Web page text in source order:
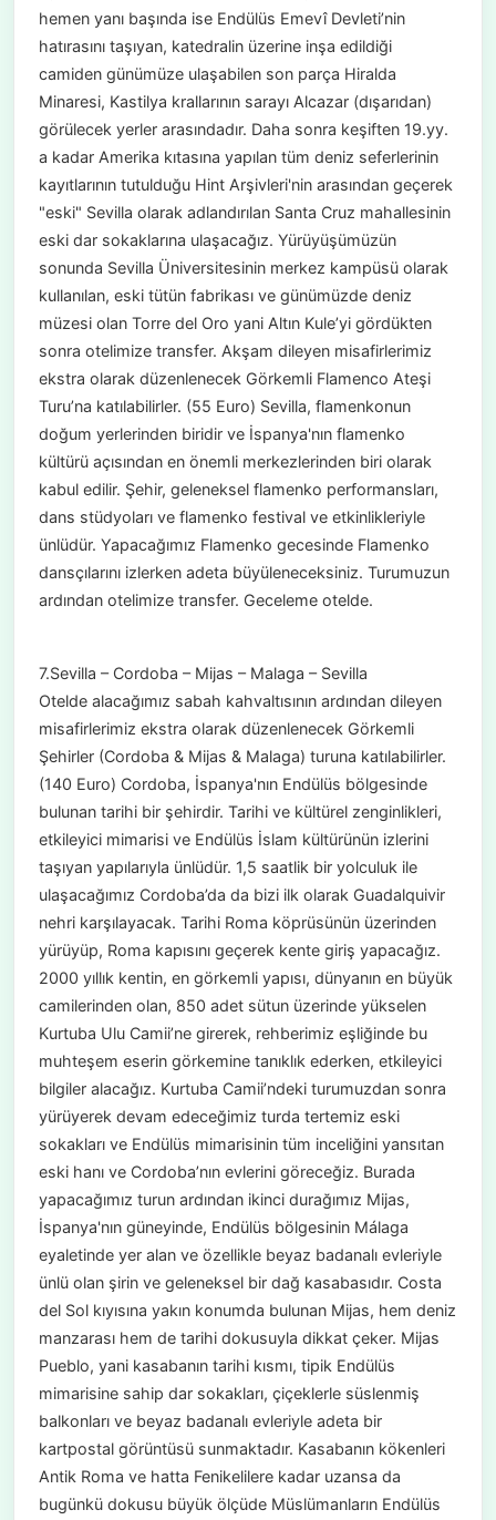
hemen yanı başında ise Endülüs Emevî Devleti’nin
hatırasını taşıyan, katedralin üzerine inşa edildiği
camiden günümüze ulaşabilen son parça Hiralda
Minaresi, Kastilya krallarının sarayı Alcazar (dışarıdan)
görülecek yerler arasındadır. Daha sonra keşiften 19.yy.
a kadar Amerika kıtasına yapılan tüm deniz seferlerinin
kayıtlarının tutulduğu Hint Arşivleri'nin arasından geçerek
"eski" Sevilla olarak adlandırılan Santa Cruz mahallesinin
eski dar sokaklarına ulaşacağız. Yürüyüşümüzün
sonunda Sevilla Üniversitesinin merkez kampüsü olarak
kullanılan, eski tütün fabrikası ve günümüzde deniz
müzesi olan Torre del Oro yani Altın Kule’yi gördükten
sonra otelimize transfer. Akşam dileyen misafirlerimiz
ekstra olarak düzenlenecek Görkemli Flamenco Ateşi
Turu’na katılabilirler. (55 Euro) Sevilla, flamenkonun
doğum yerlerinden biridir ve İspanya'nın flamenko
kültürü açısından en önemli merkezlerinden biri olarak
kabul edilir. Şehir, geleneksel flamenko performansları,
dans stüdyoları ve flamenko festival ve etkinlikleriyle
ünlüdür. Yapacağımız Flamenko gecesinde Flamenko
dansçılarını izlerken adeta büyüleneceksiniz. Turumuzun
ardından otelimize transfer. Geceleme otelde.
7.Sevilla – Cordoba – Mijas – Malaga – Sevilla
Otelde alacağımız sabah kahvaltısının ardından dileyen
misafirlerimiz ekstra olarak düzenlenecek Görkemli
Şehirler (Cordoba & Mijas & Malaga) turuna katılabilirler.
(140 Euro) Cordoba, İspanya'nın Endülüs bölgesinde
bulunan tarihi bir şehirdir. Tarihi ve kültürel zenginlikleri,
etkileyici mimarisi ve Endülüs İslam kültürünün izlerini
taşıyan yapılarıyla ünlüdür. 1,5 saatlik bir yolculuk ile
ulaşacağımız Cordoba’da da bizi ilk olarak Guadalquivir
nehri karşılayacak. Tarihi Roma köprüsünün üzerinden
yürüyüp, Roma kapısını geçerek kente giriş yapacağız.
2000 yıllık kentin, en görkemli yapısı, dünyanın en büyük
camilerinden olan, 850 adet sütun üzerinde yükselen
Kurtuba Ulu Camii’ne girerek, rehberimiz eşliğinde bu
muhteşem eserin görkemine tanıklık ederken, etkileyici
bilgiler alacağız. Kurtuba Camii’ndeki turumuzdan sonra
yürüyerek devam edeceğimiz turda tertemiz eski
sokakları ve Endülüs mimarisinin tüm inceliğini yansıtan
eski hanı ve Cordoba’nın evlerini göreceğiz. Burada
yapacağımız turun ardından ikinci durağımız Mijas,
İspanya'nın güneyinde, Endülüs bölgesinin Málaga
eyaletinde yer alan ve özellikle beyaz badanalı evleriyle
ünlü olan şirin ve geleneksel bir dağ kasabasıdır. Costa
del Sol kıyısına yakın konumda bulunan Mijas, hem deniz
manzarası hem de tarihi dokusuyla dikkat çeker. Mijas
Pueblo, yani kasabanın tarihi kısmı, tipik Endülüs
mimarisine sahip dar sokakları, çiçeklerle süslenmiş
balkonları ve beyaz badanalı evleriyle adeta bir
kartpostal görüntüsü sunmaktadır. Kasabanın kökenleri
Antik Roma ve hatta Fenikelilere kadar uzansa da
bugünkü dokusu büyük ölçüde Müslümanların Endülüs